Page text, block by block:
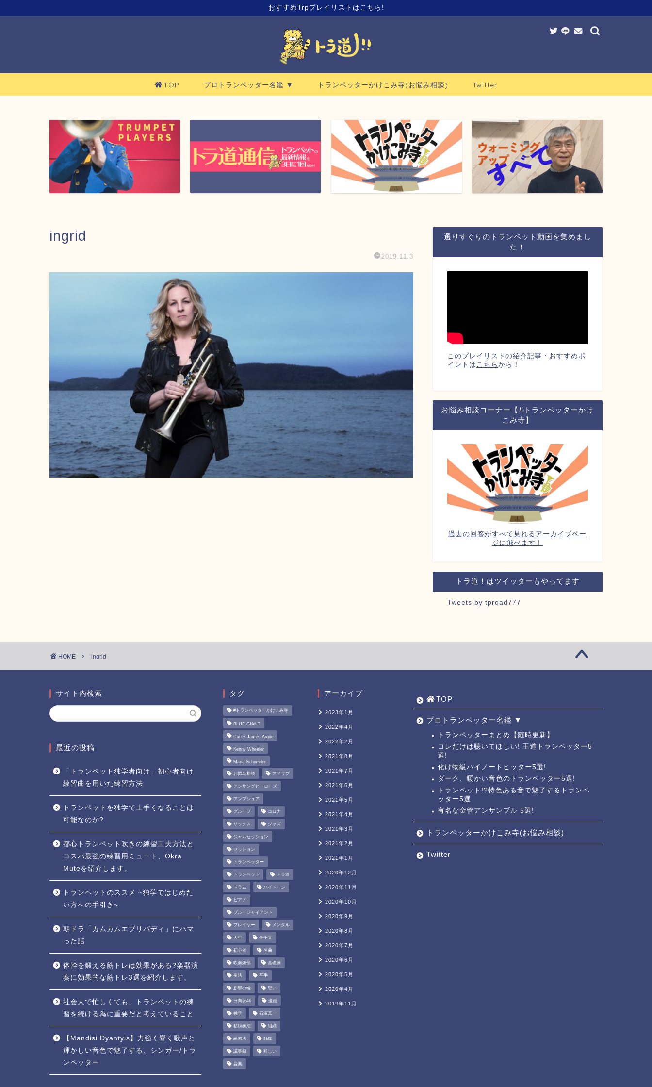
おすすめTrpプレイリストはこちら!
TOP プロトランペッター名鑑 ▼ トランペッターかけこみ寺(お悩み相談) Twitter
ingrid
2019.11.3
選りすぐりのトランペット動画を集めまし
た！
このプレイリストの紹介記事・おすすめポ
イントは こちら から！
お悩み相談コーナー【#トランペッターかけ
こみ寺】
過去の回答がすべて見れるアーカイブペー
ジに飛べます！
トラ道！はツイッターもやってます
Tweets by tproad777
HOME ingrid
サイト内検索
最近の投稿
「トランペット独学者向け」初心者向け
練習曲を用いた練習方法
トランペットを独学で上手くなることは
可能なのか?
都心トランペット吹きの練習工夫方法と
コスパ最強の練習用ミュート、Okra
Muteを紹介します。
トランペットのススメ ~独学ではじめた
い方への手引き~
朝ドラ「カムカムエブリバディ」にハマ
った話
体幹を鍛える筋トレは効果がある?楽器演
奏に効果的な筋トレ3選を紹介します。
社会人で忙しくても、トランペットの練
習を続ける為に重要だと考えていること
【Mandisi Dyantyis】力強く響く歌声と
輝かしい音色で魅了する、シンガー/トラ
ンペッター
タグ
#トランペッターかけこみ寺
BLUE GIANT
Darcy James Argue
Kenny Wheeler
Maria Schneider
お悩み相談 アドリブ
アンサングヒーローズ
アンブシュア
グループ コロナ
サックス ジャズ
ジャムセッション
セッション
トランペッター
トランペット トラ道
ドラム ハイトーン
ピアノ
ブルージャイアント
プレイヤー メンタル
人生 低予算
初心者 名曲
吹奏楽部 基礎練
奏法 平手
影響の輪 思い
日向坂46 漫画
独学 石塚真一
粘膜奏法 組織
練習法 触媒
議事録 難しい
音楽
アーカイブ
2023年1月
2022年4月
2022年2月
2021年8月
2021年7月
2021年6月
2021年5月
2021年4月
2021年3月
2021年2月
2021年1月
2020年12月
2020年11月
2020年10月
2020年9月
2020年8月
2020年7月
2020年6月
2020年5月
2020年4月
2019年11月
TOP
プロトランペッター名鑑 ▼
トランペッターまとめ【随時更新】
コレだけは聴いてほしい! 王道トランペッター5
選!
化け物級ハイノートヒッター5選!
ダーク、暖かい音色のトランペッター5選!
トランペット!?特色ある音で魅了するトランペ
ッター5選
有名な金管アンサンブル 5選!
トランペッターかけこみ寺(お悩み相談)
Twitter